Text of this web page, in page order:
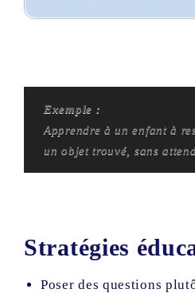
Exemple :
Apprendre à un enfant à
un objet trouvé, sans
Stratégies
Poser des questions